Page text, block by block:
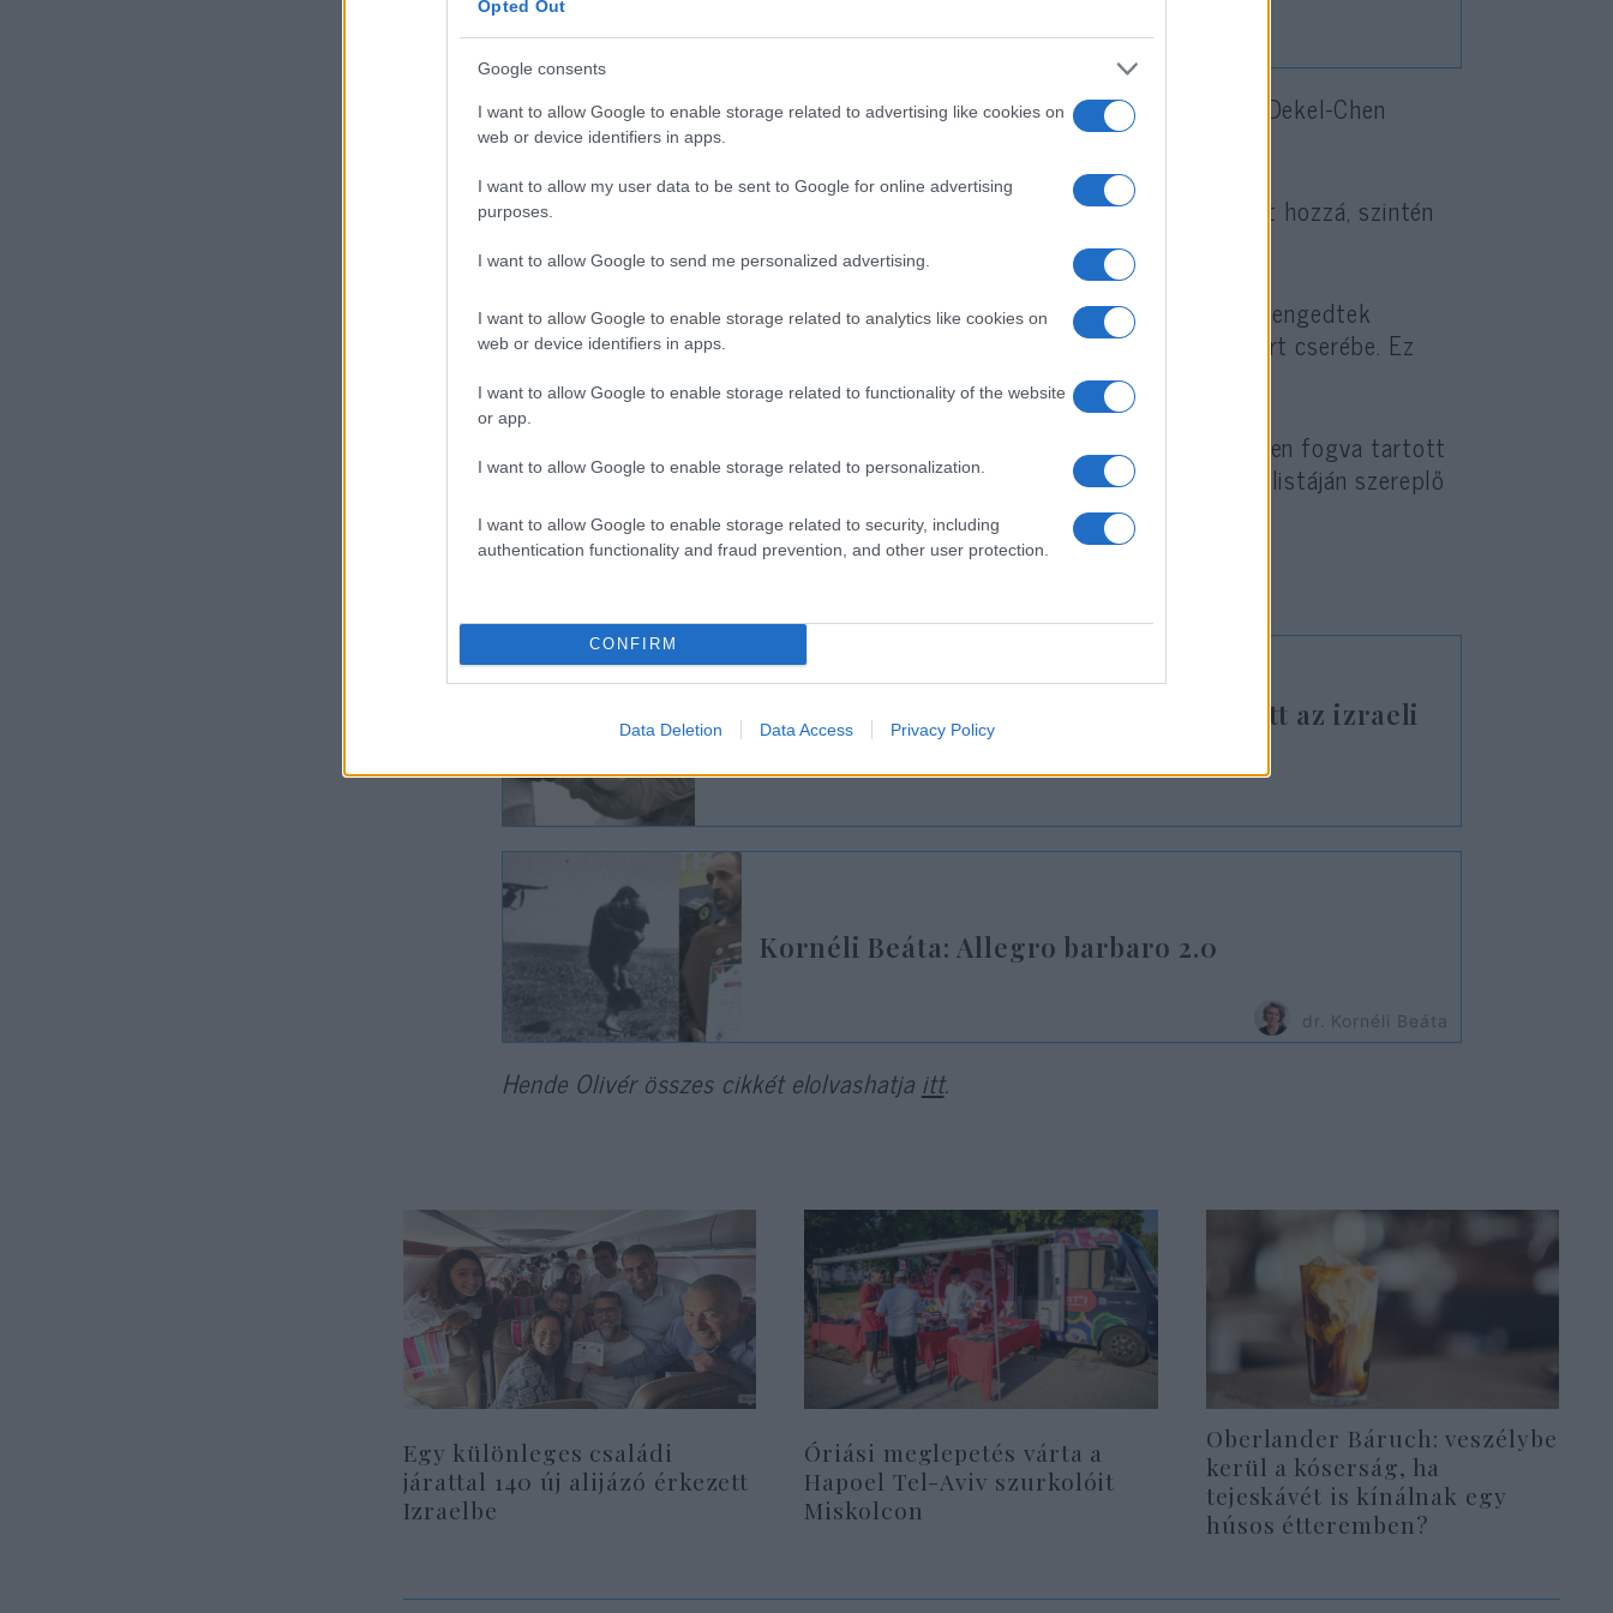
Opted Out
Google consents
I want to allow Google to enable storage related to advertising like cookies on
web or device identifiers in apps.
I want to allow my user data to be sent to Google for online advertising
purposes.
I want to allow Google to send me personalized advertising.
I want to allow Google to enable storage related to analytics like cookies on
web or device identifiers in apps.
I want to allow Google to enable storage related to functionality of the website
or app.
I want to allow Google to enable storage related to personalization.
I want to allow Google to enable storage related to security, including
authentication functionality and fraud prevention, and other user protection.
CONFIRM
Data Deletion Data Access Privacy Policy
Sagui Dekel-Chent szintén Nir Ozból rabolták el a terrortámadás során. Dekel-Chen
harmadik lánya, Shachar két hónappal az elrablása után született meg.
Jair Horn bátyját, a 38 éves Eitant, aki Kfar Sabából látogatóba érkezett hozzá, szintén
A tűzszünet január 19-i életbe lépése óta 19 izraeli és öt thaiföldi túszt engedtek
szabadon az izraeli börtönökben fogva tartott 566 palesztin terroristaért cserébe. Ez
utóbbi szám ma 935-re emelkedik.
A tűzszünet első hat hete alatt összesen 33 túsz szabadul ki az Izraelben fogva tartott
mintegy 1900 palesztin terroristáért cserébe. A Hamász szerint a 33-as listáján szereplő
túszok közül nyolcan már nincsenek életben.
Egy hajszálon múlt a kudarc: így zajlott az izraeli
elit kommandósok túszmentő akciója
Kornéli Beáta: Allegro barbaro 2.0
dr. Kornéli Beáta
Hende Olivér összes cikkét elolvashatja itt.
Egy különleges családi
járattal 140 új alijázó érkezett
Izraelbe
Óriási meglepetés várta a
Hapoel Tel-Aviv szurkolóit
Miskolcon
Oberlander Báruch: veszélybe
kerül a kóserság, ha
tejeskávét is kínálnak egy
húsos étteremben?